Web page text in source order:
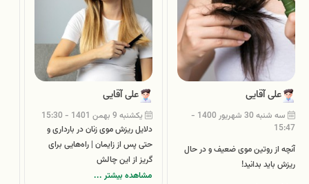
علی آقایی
سه شنبه 30 شهریور 1400 -
15:47
آنچه از روتین موی ضعیف و در حال
ریزش باید بدانید!
علی آقایی
یکشنبه 9 بهمن 1401 - 15:30
دلایل ریزش موی زنان در بارداری و
حتی پس از زایمان | راه‌هایی برای
گریز از این چالش
مشاهده بیشتر ...